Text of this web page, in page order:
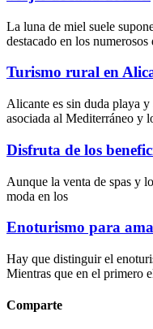
La luna de miel suele
destacado en los
Turismo rural en
Alicante es sin duda playa
asociada al Mediterráneo y
Disfruta de los
Aunque la venta de spas y
moda en los
Enoturismo para
Hay que distinguir el
Mientras que en el primero
Comparte